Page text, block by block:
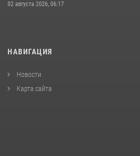
02 августа 2026, 06:17
НАВИГАЦИЯ
Новости
Карта сайта